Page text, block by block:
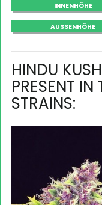
INNENHÖHE
AUSSENHÖHE
HINDU
PRESENT
STRAINS: